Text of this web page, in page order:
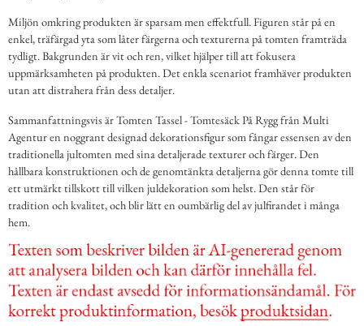
Miljön omkring produkten är sparsam men effektfull. Figuren står på en
enkel, träfärgad yta som låter färgerna och texturerna på tomten framträda
tydligt. Bakgrunden är vit och ren, vilket hjälper till att fokusera
uppmärksamheten på produkten. Det enkla scenariot framhäver produkten
utan att distrahera från dess detaljer.
Sammanfattningsvis är Tomten Tassel - Tomtesäck På Rygg från Multi
Agentur en noggrant designad dekorationsfigur som fångar essensen av den
traditionella jultomten med sina detaljerade texturer och färger. Den
hållbara konstruktionen och de genomtänkta detaljerna gör denna tomte till
ett utmärkt tillskott till vilken juldekoration som helst. Den står för
tradition och kvalitet, och blir lätt en oumbärlig del av julfirandet i många
hem.